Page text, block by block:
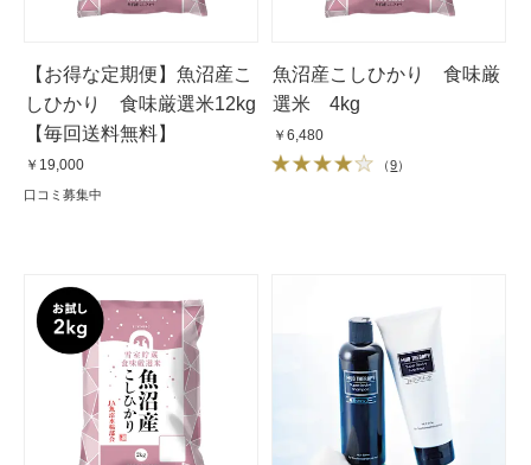
【お得な定期便】魚沼産こ
しひかり 食味厳選米12kg
【毎回送料無料】
￥19,000
口コミ募集中
魚沼産こしひかり 食味厳
選米 4kg
￥6,480
（9）